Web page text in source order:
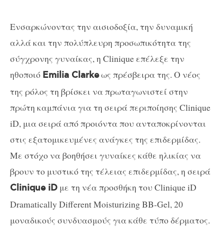
Ενσαρκώνοντας την αισιοδοξία, την δυναμική
αλλά και την πολύπλευρη προσωπικότητα της
σύγχρονης γυναίκας, η Clinique επέλεξε την
ηθοποιό Emilia Clarkeως πρέσβειρα της. Ο νέος
της ρόλος τη βρίσκει να πρωταγωνιστεί στην
πρώτη καμπάνια για τη σειρά περιποίησης Clinique
iD, μια σειρά από προιόντα που ανταποκρίνονται
στις εξατομικευμένες ανάγκες της επιδερμίδας.
Με στόχο να βοηθήσει γυναίκες κάθε ηλικίας να
βρουν το μυστικό της τέλειας επιδερμίδας, η σειρά
Clinique iD με τη νέα προσθήκη του Clinique iD
Dramatically Different Moisturizing BB-Gel, 20
μοναδικούς συνδυασμούς για κάθε τύπο δέρματος.